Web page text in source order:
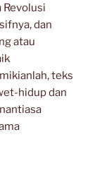
Revolusi
dan
atau
teks
hidup dan